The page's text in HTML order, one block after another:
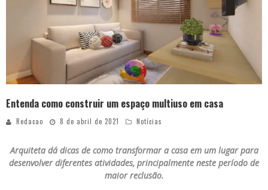
Entenda como construir um espaço multiuso em casa
Redacao 8 de abril de 2021 Notícias
Arquiteta dá dicas de como transformar a casa em um lugar para
desenvolver diferentes atividades, principalmente neste período de
maior reclusão.